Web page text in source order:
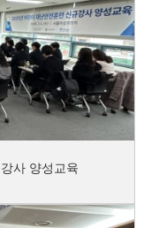
사 양성교육